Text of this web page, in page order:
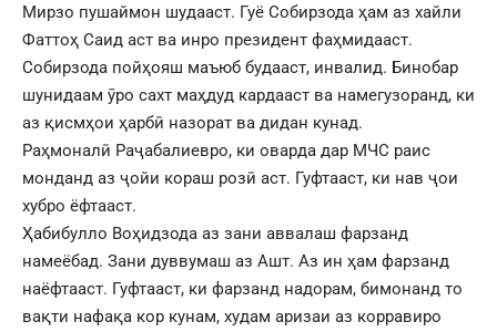
Мирзо пушаймон шудааст. Гуё Собирзода ҳам аз хайли
Фаттоҳ Саид аст ва инро президент фаҳмидааст.
Собирзода пойҳояш маъюб будааст, инвалид. Бинобар
шунидаам ӯро сахт маҳдуд кардааст ва намегузоранд, ки
аз қисмҳои ҳарбӣ назорат ва дидан кунад.
Раҳмоналӣ Раҷабалиевро, ки оварда дар МЧС раис
монданд аз ҷойи кораш розӣ аст. Гуфтааст, ки нав ҷои
хубро ёфтааст.
Ҳабибулло Воҳидзода аз зани аввалаш фарзанд
намеёбад. Зани дуввумаш аз Ашт. Аз ин ҳам фарзанд
наёфтааст. Гуфтааст, ки фарзанд надорам, бимонанд то
вақти нафақа кор кунам, худам аризаи аз корравиро